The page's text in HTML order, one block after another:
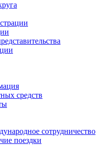
средств
сотрудничество
поездки